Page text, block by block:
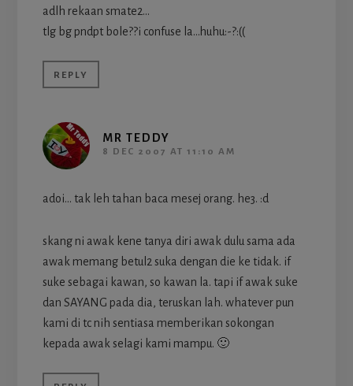
adlh rekaan smate2…
tlg bg pndpt bole??i confuse la…huhu:-?:((
REPLY
MR TEDDY
8 DEC 2007 AT 11:10 AM
adoi… tak leh tahan baca mesej orang. he3. :d
skang ni awak kene tanya diri awak dulu sama ada
awak memang betul2 suka dengan die ke tidak. if
suke sebagai kawan, so kawan la. tapi if awak suke
dan SAYANG pada dia, teruskan lah. whatever pun
kami di tc nih sentiasa memberikan sokongan
kepada awak selagi kami mampu. 🙂